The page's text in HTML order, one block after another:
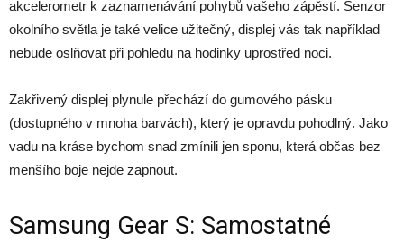
akcelerometr k zaznamenávání pohybů vašeho zápěstí. Senzor
okolního světla je také velice užitečný, displej vás tak například
nebude oslňovat při pohledu na hodinky uprostřed noci.
Zakřivený displej plynule přechází do gumového pásku
(dostupného v mnoha barvách), který je opravdu pohodlný. Jako
vadu na kráse bychom snad zmínili jen sponu, která občas bez
menšího boje nejde zapnout.
Samsung Gear S: Samostatné